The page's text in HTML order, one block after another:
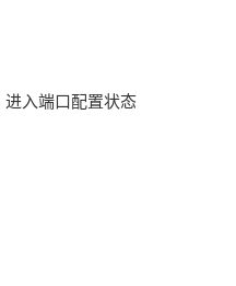
进入端口配置状态